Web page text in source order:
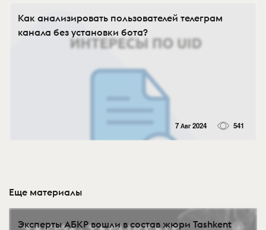
Как анализировать пользователей телеграм
канала без установки бота?
7 Авг 2024 541
Еще материалы
Эксперты АБКР вошли в состав жюри Tashkent